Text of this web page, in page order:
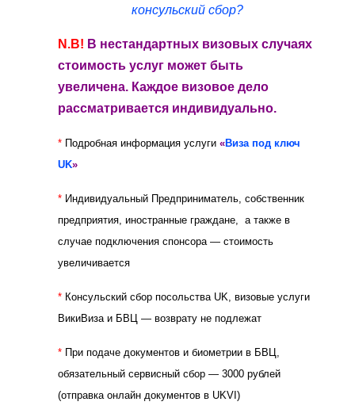
консульский сбор?
N.B! В нестандартных визовых случаях
стоимость услуг может быть
увеличена. Каждое визовое дело
рассматривается индивидуально.
* Подробная информация услуги «Виза под ключ
UK»
* Индивидуальный Предприниматель, собственник
предприятия, иностранные граждане, а также в
случае подключения спонсора — стоимость
увеличивается
* Консульский сбор посольства UK, визовые услуги
ВикиВиза и БВЦ — возврату не подлежат
* При подаче документов и биометрии в БВЦ,
обязательный сервисный сбор — 3000 рублей
(отправка онлайн документов в UKVI)